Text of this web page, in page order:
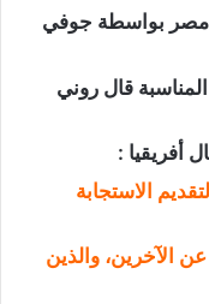
مصر بواسطة جوفي
قال روني
أفريقيا :
الاستجابة
عن الآخرين، والذين